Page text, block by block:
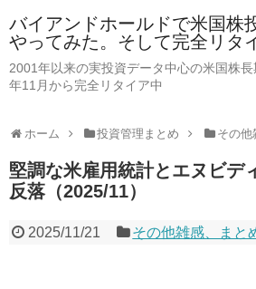
バイアンドホールドで米国株
やってみた。そして完全リタ
2001年以来の実投資データ中心の米国株
年11月から完全リタイア中
ホーム 投資管理まとめ その他
堅調な米雇用統計とエヌビデ
反落（2025/11）
2025/11/21 その他雑感、まと